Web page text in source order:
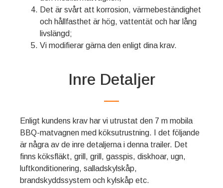
Det är svårt att korrosion, värmebeständighet
och hållfasthet är hög, vattentät och har lång
livslängd;
Vi modifierar gärna den enligt dina krav.
Inre Detaljer
Enligt kundens krav har vi utrustat den 7 m mobila
BBQ-matvagnen med köksutrustning. I det följande
är några av de inre detaljerna i denna trailer. Det
finns köksfläkt, grill, grill, gasspis, diskhoar, ugn,
luftkonditionering, salladskylskåp,
brandskyddssystem och kylskåp etc.